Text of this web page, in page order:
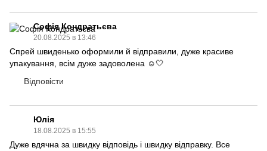
Софія Кондратьєва
20.08.2025 в 13:46
Спрей швиденько оформили й відправили, дуже красиве
упакування, всім дуже задоволена ☺️🤍
Відповісти
Юлія
18.08.2025 в 15:55
Дуже вдячна за швидку відповідь і швидку відправку. Все